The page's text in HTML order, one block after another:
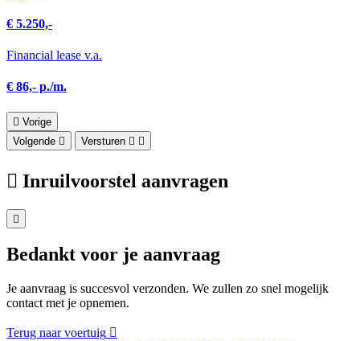
€ 5.250,-
Financial lease v.a.
€ 86,- p./m.
Vorige
Volgende
Versturen
Inruilvoorstel aanvragen
Bedankt voor je aanvraag
Je aanvraag is succesvol verzonden. We zullen zo snel mogelijk
contact met je opnemen.
Terug naar voertuig